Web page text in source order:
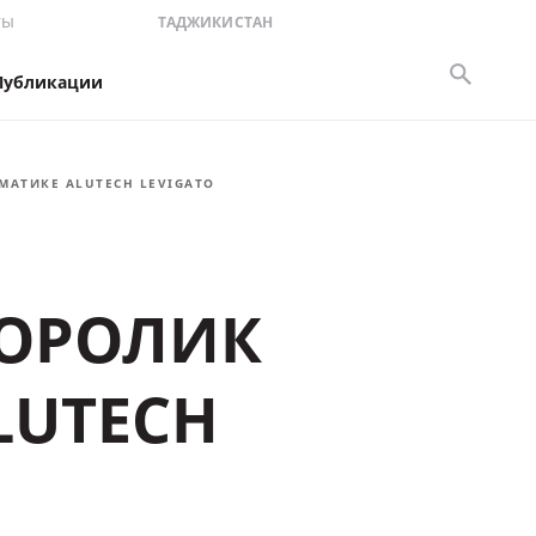
ТАДЖИКИСТАН
ALUTECH LEVIGATO